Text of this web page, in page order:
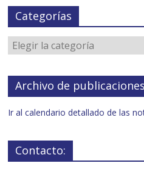
Categorías
Archivo de publicaciones
Ir al calendario detallado de las
Contacto: